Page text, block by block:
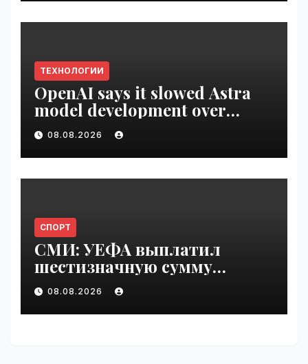
ТЕХНОЛОГИИ
OpenAI says it slowed Astra
model development over
security concerns | VseTime.ru
08.08.2026
СПОРТ
СМИ: УЕФА выплатил
шестизначную сумму
любовнице Инфантино |
VseTime.ru
08.08.2026